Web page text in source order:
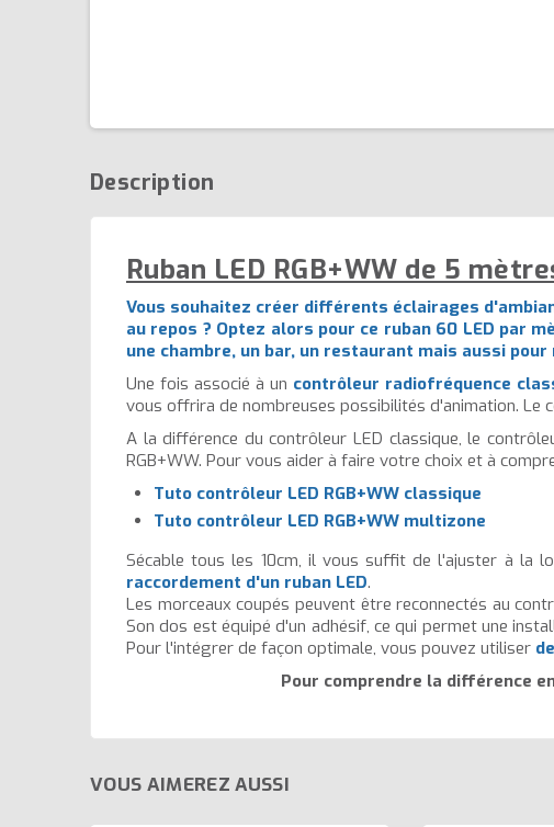
Description
Ruban LED RGB+WW de 5
Vous souhaitez créer différents éclairages
au repos ? Optez alors pour ce ruban 60 LED par
une chambre, un bar, un restaurant mais aussi
Une fois associé à un contrôleur radiofréquence
vous offrira de nombreuses possibilités d'animation.
A la différence du contrôleur LED classique, le
RGB+WW. Pour vous aider à faire votre choix et à
Tuto contrôleur LED RGB+WW classique
Tuto contrôleur LED RGB+WW multizone
Sécable tous les 10cm, il vous suffit de l'ajuster à la
raccordement d'un ruban LED.
Les morceaux coupés peuvent être reconnectés au
Son dos est équipé d'un adhésif, ce qui permet une
Pour l'intégrer de façon optimale, vous pouvez utiliser
Pour comprendre la différence
VOUS AIMEREZ AUSSI